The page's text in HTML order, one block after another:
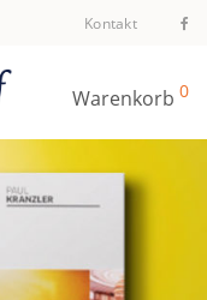
Kontakt
Warenkorb 0